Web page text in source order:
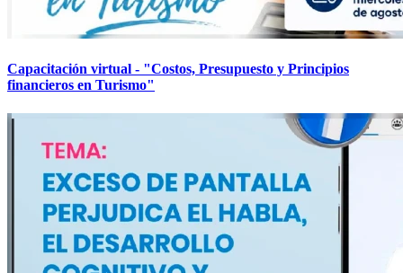
Capacitación virtual - "Costos, Presupuesto y Principios
financieros en Turismo"